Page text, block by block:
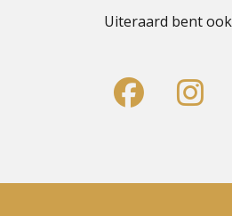
Uiteraard bent